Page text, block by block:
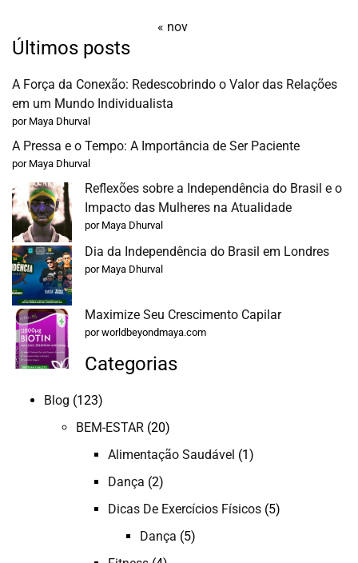
CONTACT
« nov
Últimos posts
A Força da Conexão: Redescobrindo o Valor das Relações
em um Mundo Individualista
por Maya Dhurval
A Pressa e o Tempo: A Importância de Ser Paciente
por Maya Dhurval
Reflexões sobre a Independência do Brasil e o
Impacto das Mulheres na Atualidade
por Maya Dhurval
Dia da Independência do Brasil em Londres
por Maya Dhurval
Maximize Seu Crescimento Capilar
por worldbeyondmaya.com
Categorias
Blog (123)
BEM-ESTAR (20)
Alimentação Saudável (1)
Dança (2)
Dicas De Exercícios Físicos (5)
Dança (5)